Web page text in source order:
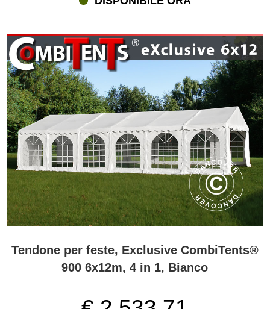
Tendone per feste, Exclusive CombiTents®
900 6x12m, 4 in 1, Bianco